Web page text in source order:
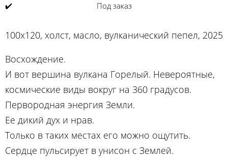
✔️ Под заказ
100х120, холст, масло, вулканический пепел, 2025
Восхождение.
И вот вершина вулкана Горелый. Невероятные,
космические виды вокруг на 360 градусов.
Первородная энергия Земли.
Ее дикий дух и нрав.
Только в таких местах его можно ощутить.
Сердце пульсирует в унисон с Землей.